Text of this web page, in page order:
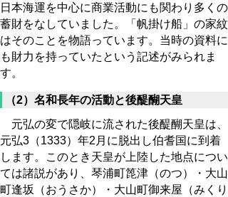
日本海運を中心に商業活動にも関わり多くの
蓄財をなしていました。「帆掛け船」の家紋
はそのことを物語っています。当時の資料に
も財力を持っていたという記述がみられま
す。
（2）名和長年の活動と後醍醐天皇
元弘の変で隠岐に流された後醍醐天皇は、
元弘3（1333）年2月に脱出し伯耆国に到着
します。このとき天皇が上陸した地点につい
ては諸説があり、琴浦町箆津（のつ）・大山
町逢坂（おうさか）・大山町御来屋（みくり